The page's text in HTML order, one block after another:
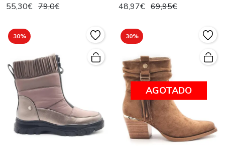
55,30€ 79,0€ 48,97€ 69,95€
30% 30%
AGOTADO